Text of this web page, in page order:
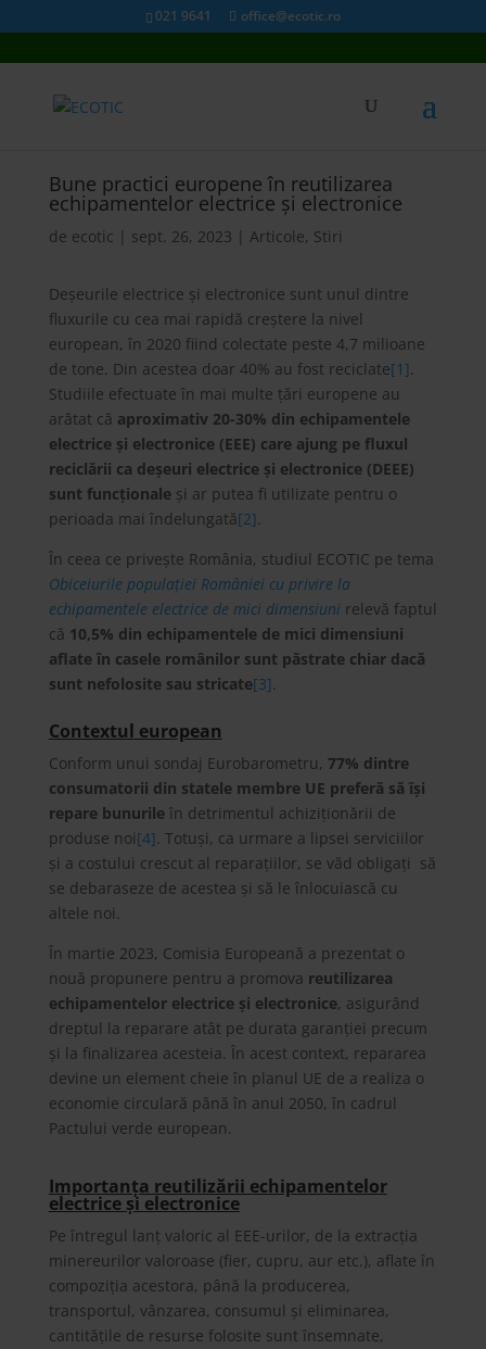
021 9641 office@ecotic.ro
Bune practici europene în reutilizarea
echipamentelor electrice și electronice
de ecotic | sept. 26, 2023 | Articole, Stiri
Deșeurile electrice și electronice sunt unul dintre
fluxurile cu cea mai rapidă creștere la nivel
european, în 2020 fiind colectate peste 4,7 milioane
de tone. Din acestea doar 40% au fost reciclate[1].
Studiile efectuate în mai multe țări europene au
arătat că aproximativ 20-30% din echipamentele
electrice și electronice (EEE) care ajung pe fluxul
reciclării ca deșeuri electrice și electronice (DEEE)
sunt funcționaleși ar putea fi utilizate pentru o
perioada mai îndelungată[2].
În ceea ce privește România, studiul ECOTIC pe tema
Obiceiurile populației României cu privire la
echipamentele electrice de mici dimensiunirelevă faptul
că 10,5% din echipamentele de mici dimensiuni
aflate în casele românilor sunt păstrate chiar dacă
sunt nefolosite sau stricate[3].
Contextul european
Conform unui sondaj Eurobarometru, 77% dintre
consumatorii din statele membre UE preferă să își
repare bunurileîn detrimentul achiziționării de
produse noi[4]. Totuși, ca urmare a lipsei serviciilor
și a costului crescut al reparațiilor, se văd obligați să
se debaraseze de acestea și să le înlocuiască cu
altele noi.
În martie 2023, Comisia Europeană a prezentat o
nouă propunere pentru a promova reutilizarea
echipamentelor electrice și electronice, asigurând
dreptul la reparare atât pe durata garanției precum
și la finalizarea acesteia. În acest context, repararea
devine un element cheie în planul UE de a realiza o
economie circulară până în anul 2050, în cadrul
Pactului verde european.
Importanța reutilizării echipamentelor
electrice și electronice
Pe întregul lanț valoric al EEE-urilor, de la extracția
minereurilor valoroase (fier, cupru, aur etc.), aflate în
compoziția acestora, până la producerea,
transportul, vânzarea, consumul și eliminarea,
cantitățile de resurse folosite sunt însemnate,